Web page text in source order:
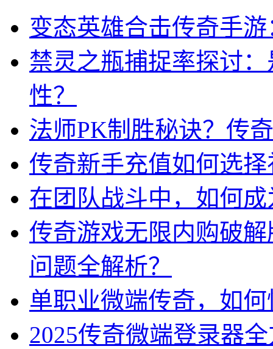
变态英雄合击传奇手
禁灵之瓶捕捉率探讨
性？
法师PK制胜秘诀？传
传奇新手充值如何选
在团队战斗中，如何
传奇游戏无限内购破
问题全解析？
单职业微端传奇，如
2025传奇微端登录器